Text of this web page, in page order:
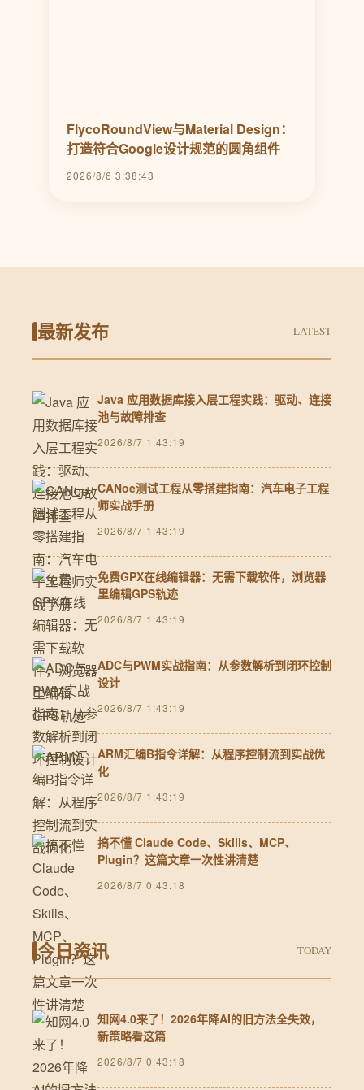
FlycoRoundView与Material Design：
打造符合Google设计规范的圆角组件
2026/8/6 3:38:43
最新发布 LATEST
Java 应用数据库接入层工程实践：驱动、连接
池与故障排查
2026/8/7 1:43:19
CANoe测试工程从零搭建指南：汽车电子工程
师实战手册
2026/8/7 1:43:19
免费GPX在线编辑器：无需下载软件，浏览器
里编辑GPS轨迹
2026/8/7 1:43:19
ADC与PWM实战指南：从参数解析到闭环控制
设计
2026/8/7 1:43:19
ARM汇编B指令详解：从程序控制流到实战优
化
2026/8/7 1:43:19
搞不懂 Claude Code、Skills、MCP、
Plugin？这篇文章一次性讲清楚
2026/8/7 0:43:18
今日资讯 TODAY
知网4.0来了！2026年降AI的旧方法全失效，
新策略看这篇
2026/8/7 0:43:18